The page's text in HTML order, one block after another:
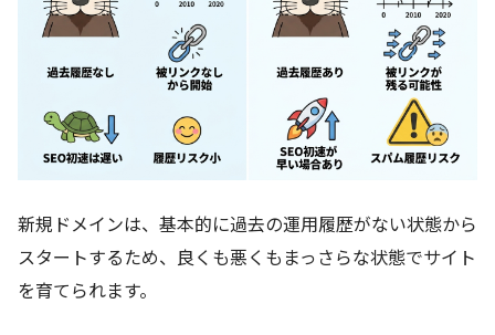
新規ドメインは、基本的に過去の運用履歴がない状態から
スタートするため、良くも悪くもまっさらな状態でサイト
を育てられます。